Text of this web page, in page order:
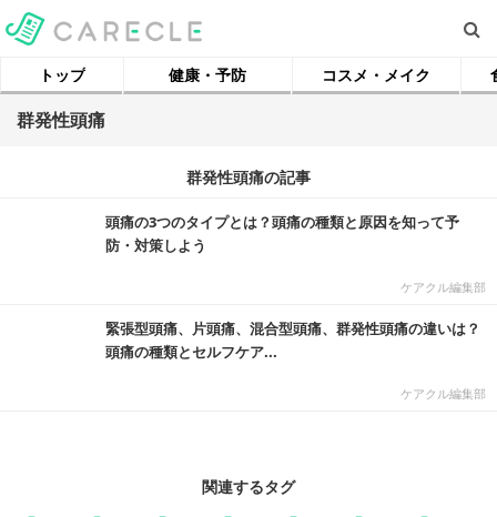
トップ 健康・予防 コスメ・メイク
群発性頭痛
群発性頭痛の記事
頭痛の3つのタイプとは？頭痛の種類と原因を知って予
防・対策しよう
ケアクル編集部
緊張型頭痛、片頭痛、混合型頭痛、群発性頭痛の違いは？
頭痛の種類とセルフケア...
ケアクル編集部
関連するタグ